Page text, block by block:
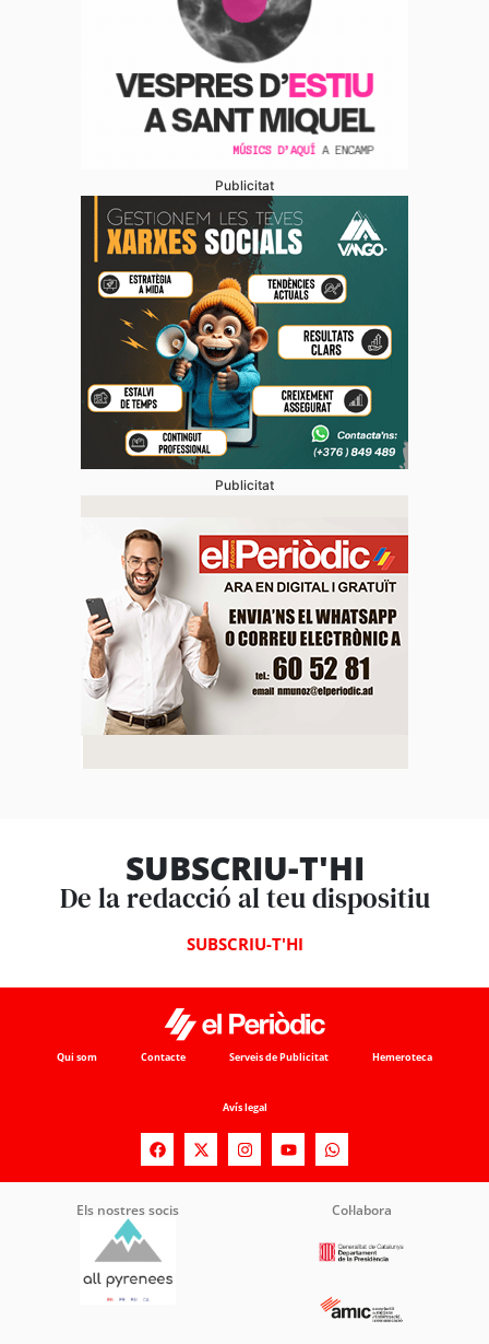
Publicitat
Publicitat
SUBSCRIU-T'HI
De la redacció al teu dispositiu
SUBSCRIU-T'HI
Qui som Contacte Serveis de Publicitat Hemeroteca
Avís legal
Els nostres socis Col·labora